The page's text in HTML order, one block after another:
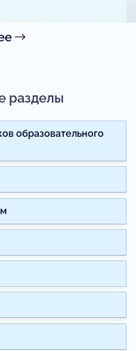
разделы
образовательного